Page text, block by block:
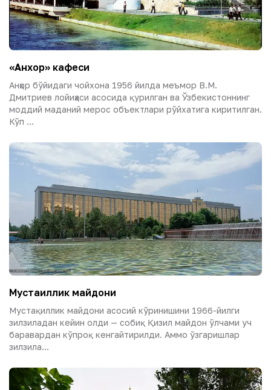
«Анхор» кафеси
Анҳор бўйидаги чойхона 1956 йилда меъмор В.М.
Дмитриев лойиҳаси асосида қурилган ва Ўзбекистоннинг
моддий маданий мерос объектлари рўйхатига киритилган.
Кўп ...
Мустақиллик майдони
Мустақиллик майдони асосий кўринишини 1966-йилги
зилзиладан кейин олди — собиқ Қизил майдон ўлчами уч
баравардан кўпроқ кенгайтирилди. Аммо ўзгаришлар
зилзила...